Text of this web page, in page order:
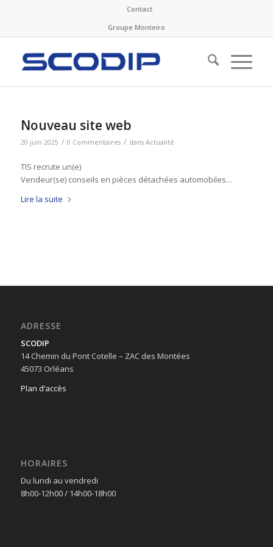
Contact
Groupe Monteiro
Nouveau site web
20 juin 2025 / 0 Commentaires / dans Actualité
TIS recrute un(e)
Vendeur(se) conseils en pièces détachées automobiles…
Lire la suite
ADRESSE
SCODIP
14 Chemin du Pont Cotelle – ZAC des Montées
45073 Orléans
Plan d’accès
HORAIRES
Du lundi au vendredi
8h00-12h00/ 14h00-18h00